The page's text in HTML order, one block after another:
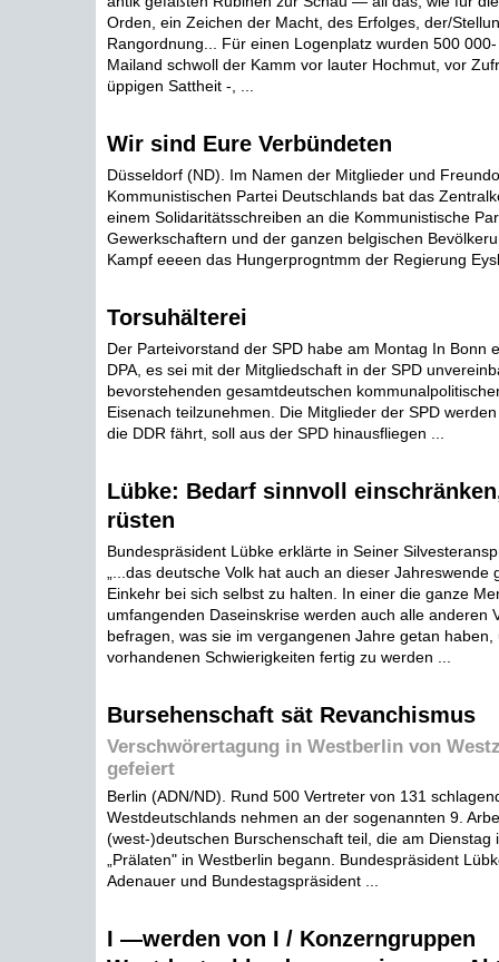
Orden, ein Zeichen der Macht, des Erfolges, der/
Rangordnung... Für einen Logenplatz wurden 500
Mailand schwoll der Kamm vor lauter Hochmut, vor
üppigen Sattheit -, ...
Wir sind Eure Verbündeten
Düsseldorf (ND). Im Namen der Mitglieder und
Kommunistischen Partei Deutschlands bat das
einem Solidaritätsschreiben an die Kommunistische
Gewerkschaftern und der ganzen belgischen
Kampf eeeen das Hungerprogntmm der Regierung
Torsuhälterei
Der Parteivorstand der SPD habe am Montag In Bonn
DPA, es sei mit der Mitgliedschaft in der SPD
bevorstehenden gesamtdeutschen
Eisenach teilzunehmen. Die Mitglieder der SPD
die DDR fährt, soll aus der SPD hinausfliegen ...
Lübke: Bedarf sinnvoll
rüsten
Bundespräsident Lübke erklärte in Seiner
„...das deutsche Volk hat auch an dieser Jahreswende
Einkehr bei sich selbst zu halten. In einer die ganze
umfangenden Daseinskrise werden auch alle anderen
befragen, was sie im vergangenen Jahre getan haben,
vorhandenen Schwierigkeiten fertig zu werden ...
Bursehenschaft sät Revanchismus
Verschwörertagung in Westberlin von
gefeiert
Berlin (ADN/ND). Rund 500 Vertreter von 131
Westdeutschlands nehmen an der sogenannten 9.
(west-)deutschen Burschenschaft teil, die am Dienstag
„Prälaten" in Westberlin begann. Bundespräsident
Adenauer und Bundestagspräsident ...
I —werden von I / Konzerngruppen